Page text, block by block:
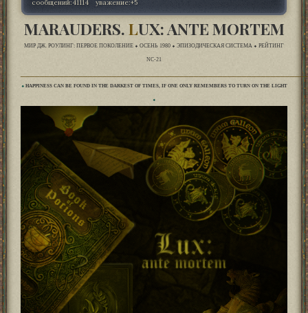
сообщений:41114 уважение:+5
MARAUDERS.LUX: ANTE MORTEM
МИР ДЖ. РОУЛИНГ: ПЕРВОЕ ПОКОЛЕНИЕ ⬥ ОСЕНЬ 1980 ⬥ ЭПИЗОДИЧЕСКАЯ СИСТЕМА ⬥ РЕЙТИНГ
NC-21
⬥HAPPINESS CAN BE FOUND IN THE DARKEST OF TIMES, IF ONE ONLY REMEMBERS TO TURN ON THE LIGHT
⬥